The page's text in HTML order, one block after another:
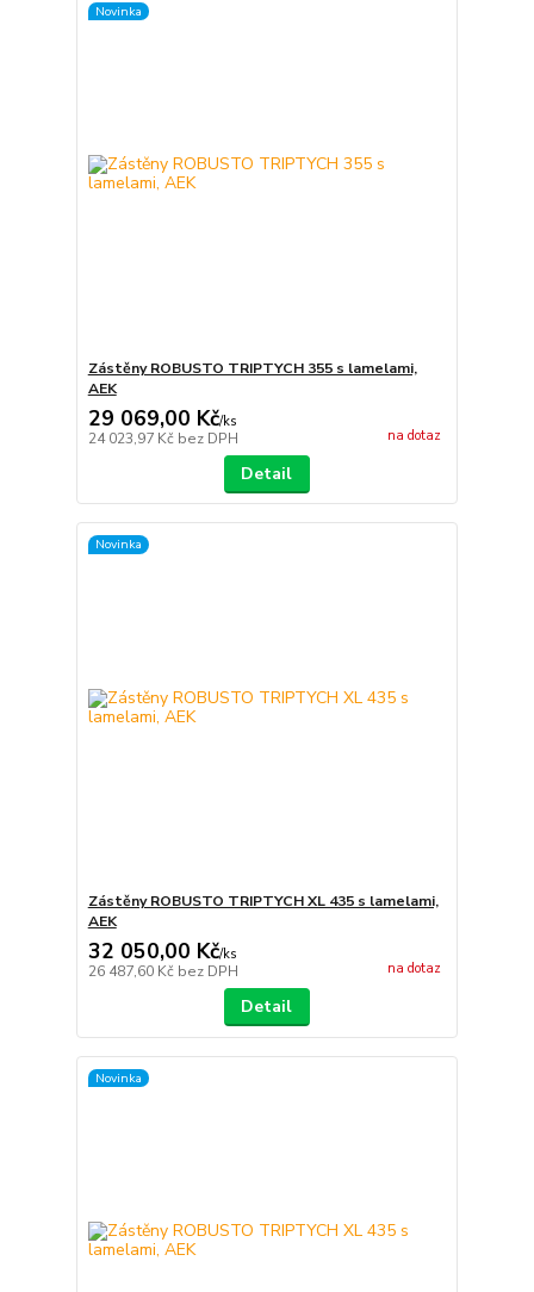
Novinka
Zástěny ROBUSTO TRIPTYCH 355 s lamelami,
AEK
29 069,00 Kč/ks
24 023,97 Kč bez DPH na dotaz
Detail
Novinka
Zástěny ROBUSTO TRIPTYCH XL 435 s lamelami,
AEK
32 050,00 Kč/ks
26 487,60 Kč bez DPH na dotaz
Detail
Novinka